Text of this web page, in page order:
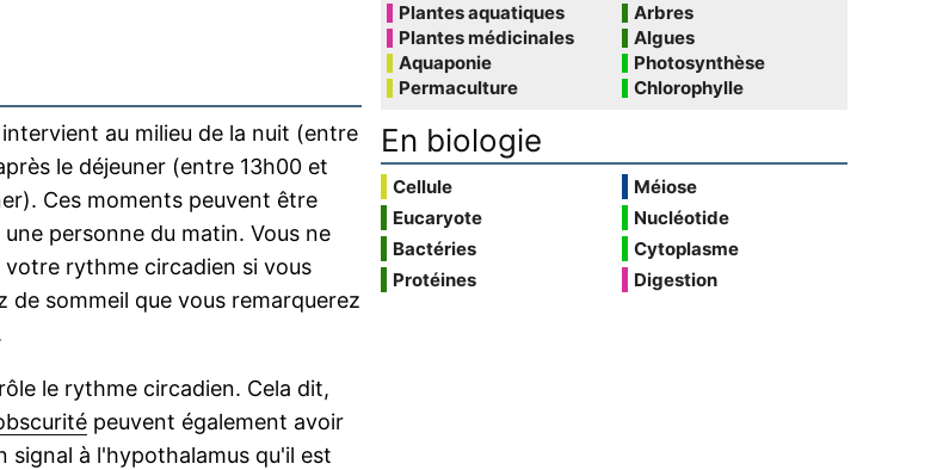
au milieu de la nuit (entre
le déjeuner (entre 13h00 et
Ces moments peuvent être
personne du matin. Vous ne
rythme circadien si vous
sommeil que vous remarquerez
le rythme circadien. Cela dit,
peuvent également avoir
signal à l'hypothalamus qu'il est
Plantes aquatiques
Plantes médicinales
Aquaponie
Permaculture
Arbres
Algues
Photosynthèse
Chlorophylle
En biologie
Cellule
Eucaryote
Bactéries
Protéines
Méiose
Nucléotide
Cytoplasme
Digestion